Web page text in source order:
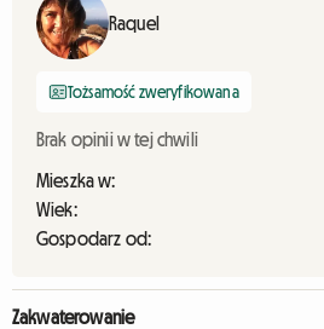
Raquel
Tożsamość zweryfikowana
Brak opinii w tej chwili
Mieszka w:
Wiek:
Gospodarz od:
Zakwaterowanie